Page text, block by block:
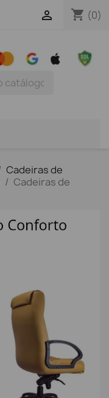
shopping_cart (0)

Cadeiras de
Cadeiras de